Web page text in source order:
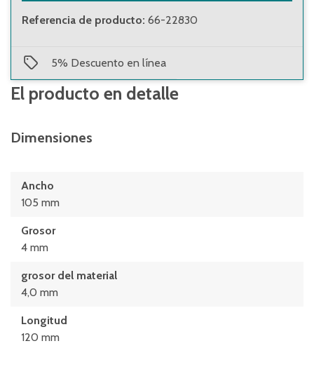
Referencia de producto: 66-22830
5% Descuento en línea
El producto en detalle
Dimensiones
Ancho
105 mm
Grosor
4 mm
grosor del material
4,0 mm
Longitud
120 mm